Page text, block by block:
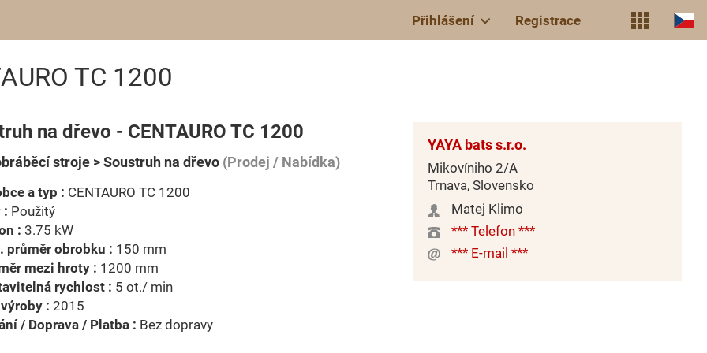
Přihlášení Registrace
TC 1200
na dřevo - CENTAURO TC 1200
stroje > Soustruh na dřevo (Prodej / Nabídka)
a typ : CENTAURO TC 1200
: Použitý
: 3.75 kW
průměr obrobku : 150 mm
mezi hroty : 1200 mm
rychlost : 5 ot./ min
: 2015
/ Doprava / Platba : Bez dopravy
YAYA bats s.r.o.
Mikovíniho 2/A
Trnava, Slovensko
Matej Klimo
*** Telefon ***
*** E-mail ***